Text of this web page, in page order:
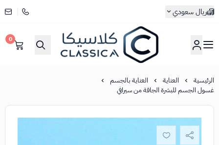
ريال سعودي
كلاسيكا
0
الرئيسية العناية
العناية بالجسم
غسول الجسم للبشرة الجافة من سيرافي